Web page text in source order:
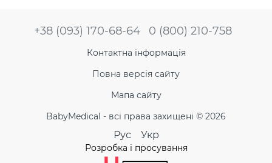
+38 (093) 170-68-64 0 (800) 210-758
Контактна інформація
Повна версія сайту
Мапа сайту
BabyMedical - всі права захищені © 2026
Рус Укр
Розробка і просування